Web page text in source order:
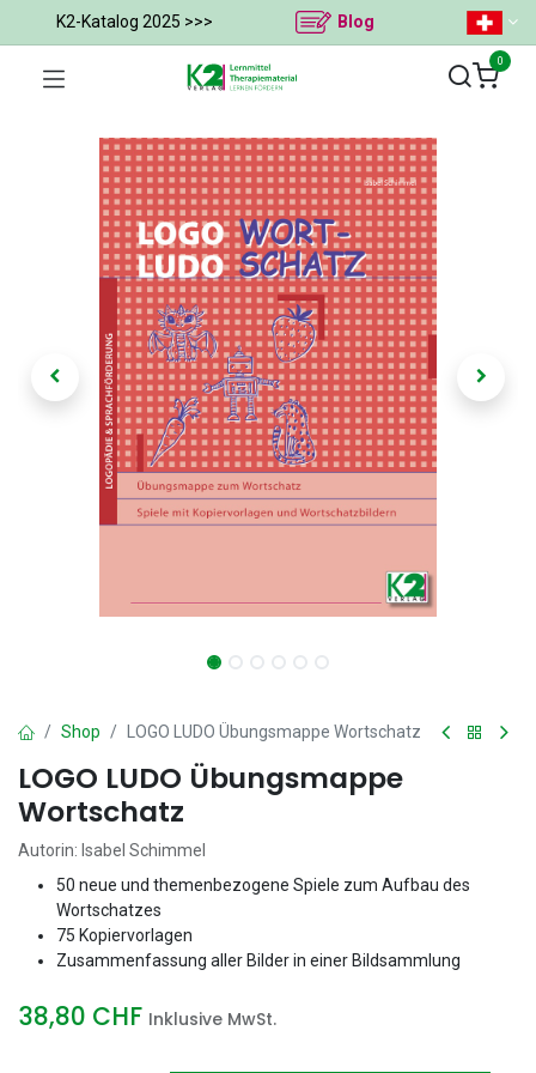
K2-Katalog 2025 >>> Blog
0
Shop LOGO LUDO Übungsmappe Wortschatz
LOGO LUDO Übungsmappe
Wortschatz
Autorin: Isabel Schimmel
50 neue und themenbezogene Spiele zum Aufbau des
Wortschatzes
75 Kopiervorlagen
Zusammenfassung aller Bilder in einer Bildsammlung
38,80 CHF Inklusive MwSt.